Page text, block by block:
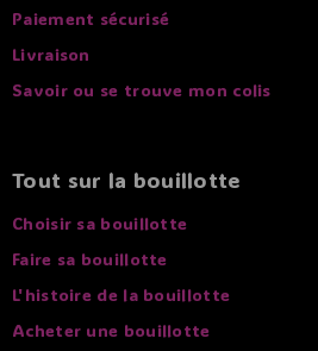
Paiement sécurisé
Livraison
Savoir ou se trouve mon colis
Tout sur la bouillotte
Choisir sa bouillotte
Faire sa bouillotte
L'histoire de la bouillotte
Acheter une bouillotte